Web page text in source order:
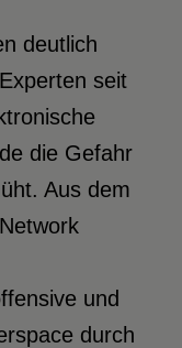
deutlich
seit
die Gefahr
Aus dem
und
durch